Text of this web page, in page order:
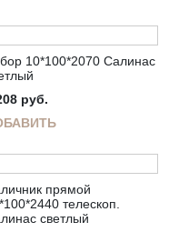
10*100*2070 Салинас
руб.
прямой
телескоп.
светлый